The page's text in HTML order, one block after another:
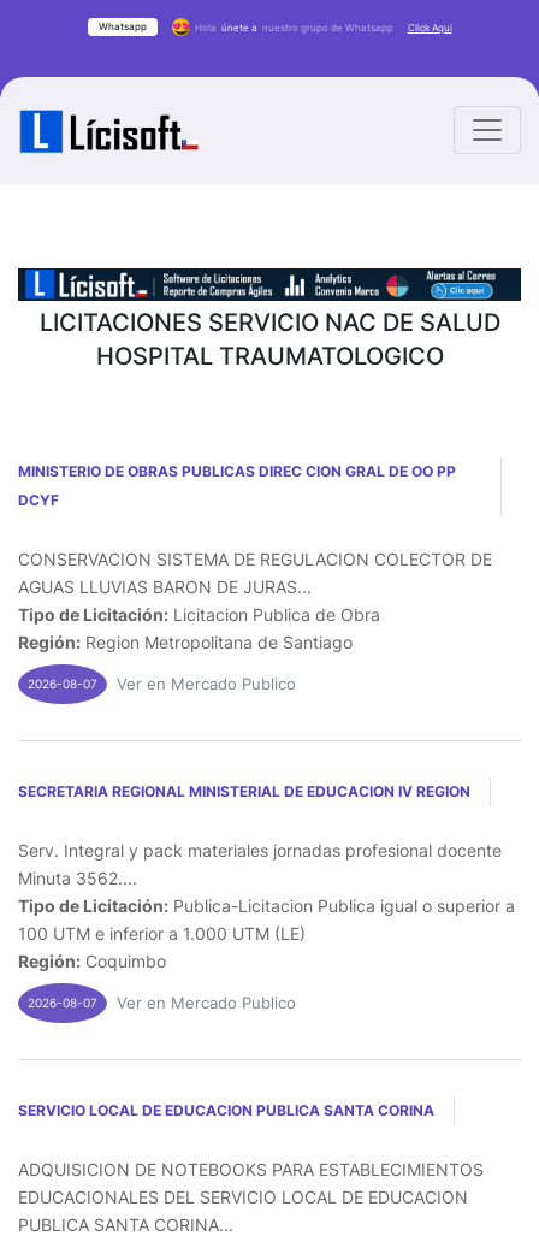
Whatsapp Hola únete a nuestro grupo de Whatsapp Click Aqui
LICITACIONES SERVICIO NAC DE SALUD
HOSPITAL TRAUMATOLOGICO
MINISTERIO DE OBRAS PUBLICAS DIREC CION GRAL DE OO PP
DCYF
CONSERVACION SISTEMA DE REGULACION COLECTOR DE
AGUAS LLUVIAS BARON DE JURAS...
Tipo de Licitación: Licitacion Publica de Obra
Región: Region Metropolitana de Santiago
2026-08-07 Ver en Mercado Publico
SECRETARIA REGIONAL MINISTERIAL DE EDUCACION IV REGION
Serv. Integral y pack materiales jornadas profesional docente
Minuta 3562....
Tipo de Licitación: Publica-Licitacion Publica igual o superior a
100 UTM e inferior a 1.000 UTM (LE)
Región: Coquimbo
2026-08-07 Ver en Mercado Publico
SERVICIO LOCAL DE EDUCACION PUBLICA SANTA CORINA
ADQUISICION DE NOTEBOOKS PARA ESTABLECIMIENTOS
EDUCACIONALES DEL SERVICIO LOCAL DE EDUCACION
PUBLICA SANTA CORINA...